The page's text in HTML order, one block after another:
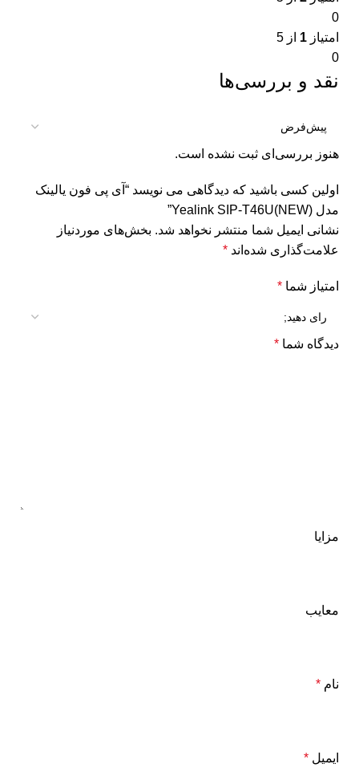
0
امتیاز 1 از 5
0
نقد و بررسی‌ها
هنوز بررسی‌ای ثبت نشده است.
اولین کسی باشید که دیدگاهی می نویسد “آی پی فون یالینک
مدل Yealink SIP-T46U(NEW)”
نشانی ایمیل شما منتشر نخواهد شد. بخش‌های موردنیاز
علامت‌گذاری شده‌اند *
امتیاز شما *
دیدگاه شما *
مزایا
معایب
نام *
ایمیل *